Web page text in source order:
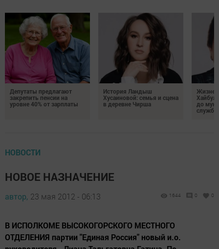
Депутаты предлагают
закрепить пенсии на
уровне 40% от зарплаты
История Ландыш
Хусаиновой: семья и сцена
в деревне Чирша
до
службы
НОВОСТИ
НОВОЕ НАЗНАЧЕНИЕ
автор, 23 мая 2012 - 06:13 1644 0 0
В ИСПОЛКОМЕ ВЫСОКОГОРСКОГО МЕСТНОГО
ОТДЕЛЕНИЯ партии "Единая Россия" новый и.о.